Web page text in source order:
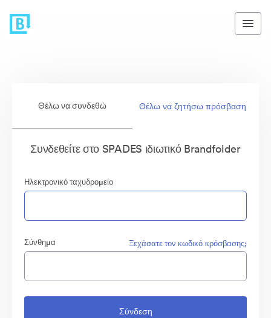
Θέλω να συνδεθώ Θέλω να ζητήσω πρόσβαση
Συνδεθείτε στο SPADES ιδιωτικό Brandfolder
Ηλεκτρονικό ταχυδρομείο
Σύνθημα Ξεχάσατε τον κωδικό πρόσβασης;